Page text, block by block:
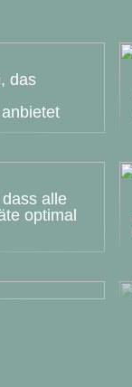
das
alle
optimal